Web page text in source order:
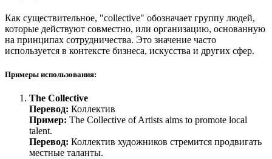
Как существительное, "collective" обозначает группу людей,
которые действуют совместно, или организацию, основанную
на принципах сотрудничества. Это значение часто
используется в контексте бизнеса, искусства и других сфер.
Примеры использования:
The Collective
Перевод: Коллектив
Пример: The Collective of Artists aims to promote local
talent.
Перевод: Коллектив художников стремится продвигать
местные таланты.